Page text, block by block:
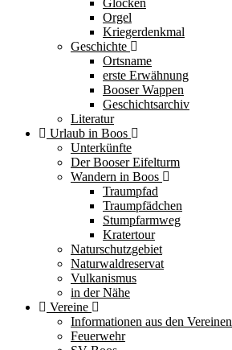
Glocken
Orgel
Kriegerdenkmal
Geschichte
Ortsname
erste Erwähnung
Booser Wappen
Geschichtsarchiv
Literatur
Urlaub in Boos
Unterkünfte
Der Booser Eifelturm
Wandern in Boos
Traumpfad
Traumpfädchen
Stumpfarmweg
Kratertour
Naturschutzgebiet
Naturwaldreservat
Vulkanismus
in der Nähe
Vereine
Informationen aus den Vereinen
Feuerwehr